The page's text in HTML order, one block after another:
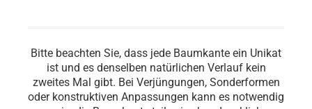
Kante
Baumkante
Baumkante
Kante
Bitte beachten Sie, dass jede Baumkante ein Unikat
ist und es denselben natürlichen Verlauf kein
zweites Mal gibt. Bei Verjüngungen, Sonderformen
oder konstruktiven Anpassungen kann es notwendig